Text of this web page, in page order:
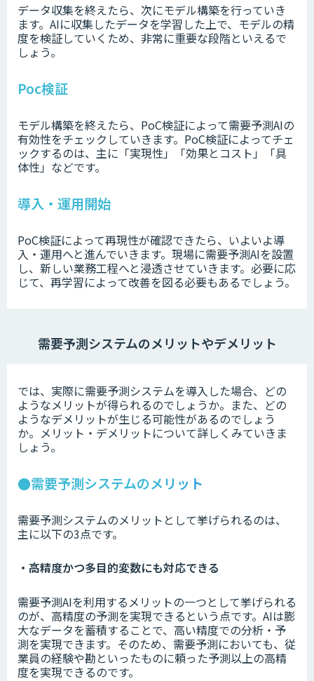
データ収集を終えたら、次にモデル構築を行っていき
ます。AIに収集したデータを学習した上で、モデルの精
度を検証していくため、非常に重要な段階といえるで
しょう。
Poc検証
モデル構築を終えたら、PoC検証によって需要予測AIの
有効性をチェックしていきます。PoC検証によってチェ
ックするのは、主に「実現性」「効果とコスト」「具
体性」などです。
導入・運用開始
PoC検証によって再現性が確認できたら、いよいよ導
入・運用へと進んでいきます。現場に需要予測AIを設置
し、新しい業務工程へと浸透させていきます。必要に応
じて、再学習によって改善を図る必要もあるでしょう。
需要予測システムのメリットやデメリット
では、実際に需要予測システムを導入した場合、どの
ようなメリットが得られるのでしょうか。また、どの
ようなデメリットが生じる可能性があるのでしょう
か。メリット・デメリットについて詳しくみていきま
しょう。
●需要予測システムのメリット
需要予測システムのメリットとして挙げられるのは、
主に以下の3点です。
・高精度かつ多目的変数にも対応できる
需要予測AIを利用するメリットの一つとして挙げられる
のが、高精度の予測を実現できるという点です。AIは膨
大なデータを蓄積することで、高い精度での分析・予
測を実現できます。そのため、需要予測においても、従
業員の経験や勘といったものに頼った予測以上の高精
度を実現できるのです。